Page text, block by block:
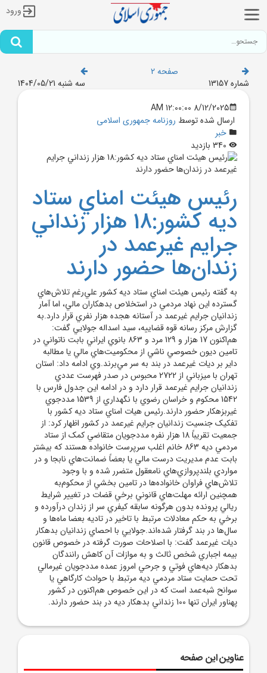
ورود
صفحه 2
شماره 13157
سه شنبه 1404/05/21
8/12/2025 12:00:00 AM
ارسال شده توسط روزنامه جمهوری اسلامی
خبر
رئيس هيئت امناي ستاد
ديه کشور:18 هزار زنداني
جرايم غيرعمد در
زندان‌ها حضور دارند
به گفته رئيس هيئت امناي ستاد ديه کشور علي‌رغم تلاش‌هاي
گسترده اين نهاد مردمي در استخلاص بدهکاران مالي، اما آمار
زندانيان جرايم غيرعمد در آستانه هجده هزار نفري قرار دارد.به
گزارش مرکز رسانه قوه قضاييه، سيد اسداله جولايي گفت:
هم‌اکنون 17 هزار و 129 مرد و 863 بانوي ايراني بابت ناتواني در
تامين ديون خصوصي ناشي از محکوميت‌هاي مالي يا مطالبه
داير بر ديات غيرعمد در بند به سر مي‌برند.وي ادامه داد: استان
تهران با ميزباني از 2722 محبوس در صدر فهرست عددي
زندانيان جرايم غيرعمد قرار دارد و در ادامه اين جدول فارس با
1542 محکوم و خراسان‌ رضوي با نگهداري از 1539 مددجوي
غيربزهکار حضور دارند.رئيس هيات امناي ستاد ديه کشور با
تفکيک جنسيت زندانيان جرايم غيرعمد در کشور اظهار کرد: از
جمعيت تقريباً 18 هزار نفره مددجويان متقاضي کمک از ستاد
مردمي ديه 863 خانم اغلب سرپرست خانواده هستند که بيشتر
بابت عدم مديريت درست مالي يا بعضاً ضمانت‌هاي نابجا و در
مواردي بلندپروازي‌هاي نامعقول متضرر شده و با وجود
تلاش‌هاي فراوان خانواده‌ها در تامين بخشي از محکوم‌به
همچنين ارائه مهلت‌هاي قانوني برخي قضات در تغيير شرايط
ريالي پرونده بدون هرگونه سابقه کيفري سر از زندان درآورده و
برخي به حکم معادلات مرتبط با تاخير در تاديه بعضا ماه‌ها و
سال‌ها در بند گرفتار شده‌اند.جولايي با احصاي زندانيان بدهکار
ديات غيرعمد گفت: با اصلاحات صورت گرفته در خصوص قانون
بيمه اجباري شخص ثالث و به موازات آن کاهش رانندگان
بدهکار ديه‌هاي فوتي و جرحي امروز عمده مددجويان غيرمالي
تحت حمايت ستاد مردمي ديه مرتبط با حوادث کارگاهي يا
سوانح شبه‌عمد است که در اين خصوص هم‌اکنون در کشور
پهناور ايران تنها 100 زنداني بدهکار ديه در بند حضور دارند.
عناوین این صفحه